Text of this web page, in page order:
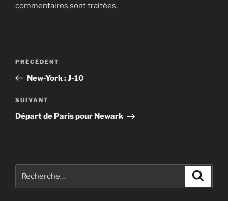
commentaires sont traitées.
Navigation
l’article
Article
précédent
PRÉCÉDENT
New-York : J-10
Article
suivant
SUIVANT
Départ de Paris pour Newark